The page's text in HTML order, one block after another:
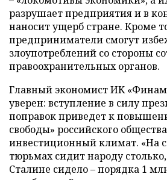
разрушает предприятия и в
наносит ущерб стране. Кроме
предприниматели смогут
злоупотреблений со стороны
правоохранительных органов.
Главный экономист ИК
уверен: вступление в силу
поправок приведет к
свободы» российского
инвестиционный климат. «На
тюрьмах сидит народу
Сталине сидело – порядка 1